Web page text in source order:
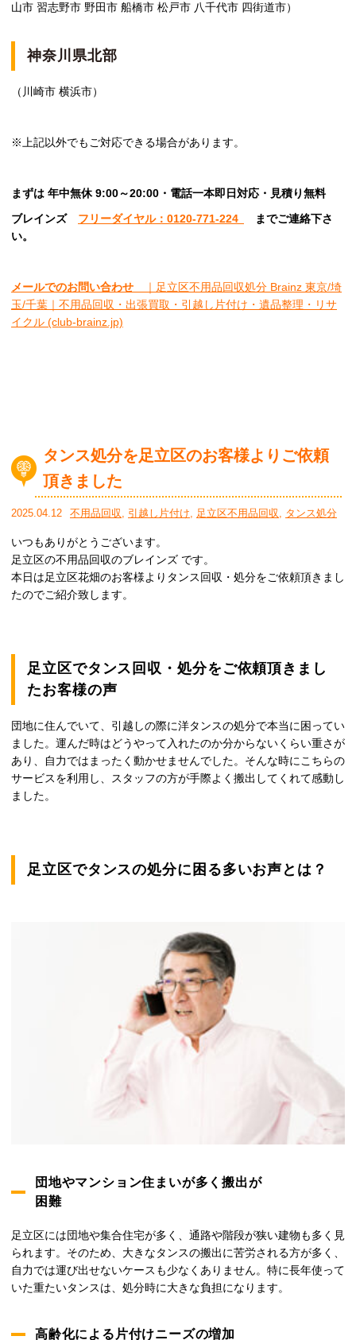
山市 習志野市 野田市 船橋市 松戸市 八千代市 四街道市）
神奈川県北部
（川崎市 横浜市）
※上記以外でもご対応できる場合があります。
まずは 年中無休 9:00～20:00・電話一本即日対応・見積り無料
ブレインズ フリーダイヤル：0120-771-224 までご連絡下さ
い。
メールでのお問い合わせ
｜足立区不用品回収処分 Brainz 東京/埼
玉/千葉｜不用品回収・出張買取・引越し片付け・遺品整理・リサ
イクル (club-brainz.jp)
タンス処分を足立区のお客様よりご依頼
頂きました
2025.04.12 不用品回収, 引越し片付け, 足立区不用品回収, タンス処分
いつもありがとうございます。
足立区の不用品回収のブレインズ です。
本日は足立区花畑のお客様よりタンス回収・処分をご依頼頂きまし
たのでご紹介致します。
足立区でタンス回収・処分をご依頼頂きまし
たお客様の声
団地に住んでいて、引越しの際に洋タンスの処分で本当に困ってい
ました。運んだ時はどうやって入れたのか分からないくらい重さが
あり、自力ではまったく動かせませんでした。そんな時にこちらの
サービスを利用し、スタッフの方が手際よく搬出してくれて感動し
ました。
足立区でタンスの処分に困る多いお声とは？
団地やマンション住まいが多く搬出が
困難
足立区には団地や集合住宅が多く、通路や階段が狭い建物も多く見
られます。そのため、大きなタンスの搬出に苦労される方が多く、
自力では運び出せないケースも少なくありません。特に長年使って
いた重たいタンスは、処分時に大きな負担になります。
高齢化による片付けニーズの増加